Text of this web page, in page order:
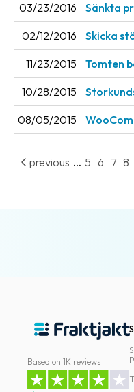
Prohibited
and
dangerous
content
03/23/2016 Sänkta
02/12/2016 Skicka
11/23/2015 Tomten
10/28/2015
08/05/2015
previous ... 5 6 7 8
Based on 1K reviews